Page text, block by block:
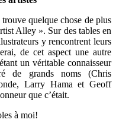
quelque chose de plus
Alley ». Sur des tables en
y rencontrent leurs
de cet aspect une autre
un véritable connaisseur
de grands noms (Chris
Larry Hama et Geoff
que c’était.
à moi!